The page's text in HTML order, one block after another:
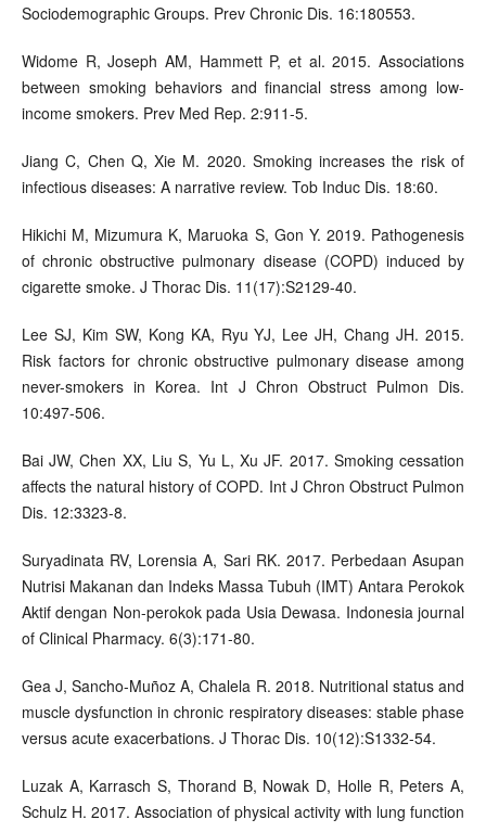
Sociodemographic Groups. Prev Chronic Dis. 16:180553.
Widome R, Joseph AM, Hammett P, et al. 2015. Associations
between smoking behaviors and financial stress among low-
income smokers. Prev Med Rep. 2:911-5.
Jiang C, Chen Q, Xie M. 2020. Smoking increases the risk of
infectious diseases: A narrative review. Tob Induc Dis. 18:60.
Hikichi M, Mizumura K, Maruoka S, Gon Y. 2019. Pathogenesis
of chronic obstructive pulmonary disease (COPD) induced by
cigarette smoke. J Thorac Dis. 11(17):S2129-40.
Lee SJ, Kim SW, Kong KA, Ryu YJ, Lee JH, Chang JH. 2015.
Risk factors for chronic obstructive pulmonary disease among
never-smokers in Korea. Int J Chron Obstruct Pulmon Dis.
10:497-506.
Bai JW, Chen XX, Liu S, Yu L, Xu JF. 2017. Smoking cessation
affects the natural history of COPD. Int J Chron Obstruct Pulmon
Dis. 12:3323-8.
Suryadinata RV, Lorensia A, Sari RK. 2017. Perbedaan Asupan
Nutrisi Makanan dan Indeks Massa Tubuh (IMT) Antara Perokok
Aktif dengan Non-perokok pada Usia Dewasa. Indonesia journal
of Clinical Pharmacy. 6(3):171-80.
Gea J, Sancho-Muñoz A, Chalela R. 2018. Nutritional status and
muscle dysfunction in chronic respiratory diseases: stable phase
versus acute exacerbations. J Thorac Dis. 10(12):S1332-54.
Luzak A, Karrasch S, Thorand B, Nowak D, Holle R, Peters A,
Schulz H. 2017. Association of physical activity with lung function